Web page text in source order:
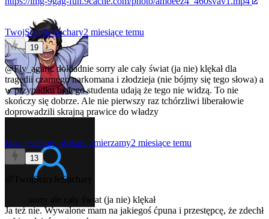
TwojStaryJeSuchary2 miesiące temu
19
@Fly_agaricdokładnie sorry ale cały świat (ja nie) klękał dla
tragedii czarnego narkomana i złodzieja (nie bójmy się tego słowa) a
w przypadku białego studenta udają że tego nie widzą. To nie
skończy się dobrze. Ale nie pierwszy raz tchórzliwi liberałowie
doprowadzili skrajną prawice do władzy
kim_jestesmy_dokad_zmierzamy2 miesiące temu
13
@TwojStaryJeSuchary
sorry ale cały świat (ja nie) klękał
Ja też nie. Wywalone mam na jakiegoś ćpuna i przestępcę, że zdechł